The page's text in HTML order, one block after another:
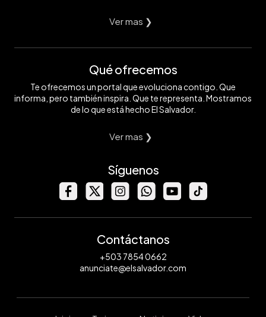
Ver mas ❯
Qué ofrecemos
Te ofrecemos un portal que evoluciona contigo. Que
informa, pero también inspira. Que te representa. Mostramos
de lo que está hecho El Salvador.
Ver mas ❯
Síguenos
Contáctanos
+503 7854 0662
anunciate@elsalvador.com